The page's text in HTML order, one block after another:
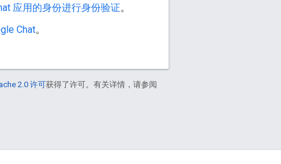
应用的身份进行身份验证。
Chat。
2.0 许可获得了许可。有关详情，请参阅